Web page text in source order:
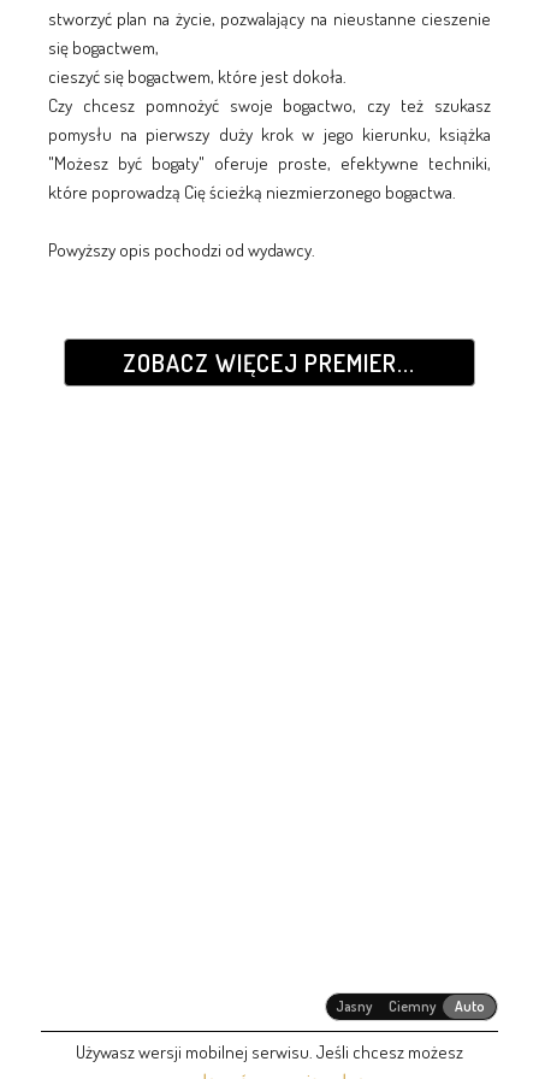
stworzyć plan na życie, pozwalający na nieustanne cieszenie
się bogactwem,
cieszyć się bogactwem, które jest dokoła.
Czy chcesz pomnożyć swoje bogactwo, czy też szukasz
pomysłu na pierwszy duży krok w jego kierunku, książka
"Możesz być bogaty" oferuje proste, efektywne techniki,
które poprowadzą Cię ścieżką niezmierzonego bogactwa.
Powyższy opis pochodzi od wydawcy.
ZOBACZ WIĘCEJ PREMIER...
Jasny Ciemny Auto
Używasz wersji mobilnej serwisu. Jeśli chcesz możesz